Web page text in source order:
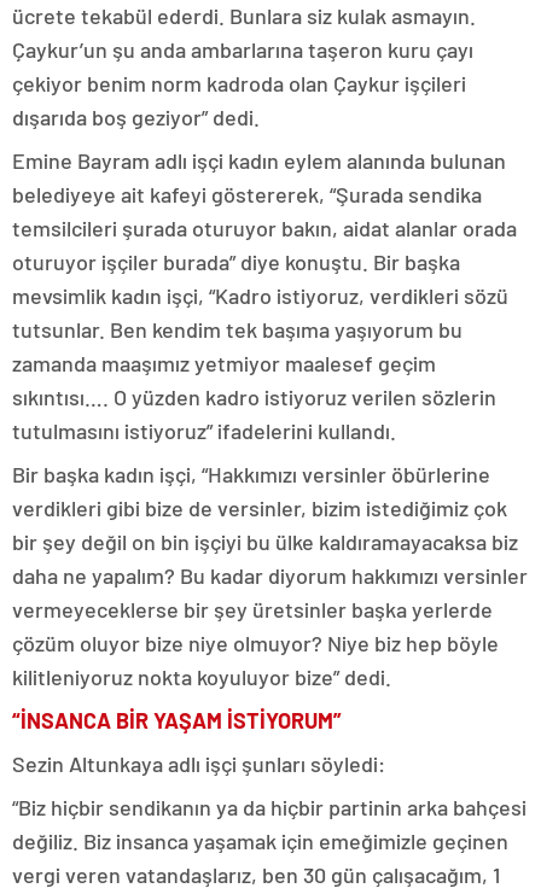
ücrete tekabül ederdi. Bunlara siz kulak asmayın.
Çaykur’un şu anda ambarlarına taşeron kuru çayı
çekiyor benim norm kadroda olan Çaykur işçileri
dışarıda boş geziyor” dedi.
Emine Bayram adlı işçi kadın eylem alanında bulunan
belediyeye ait kafeyi göstererek, “Şurada sendika
temsilcileri şurada oturuyor bakın, aidat alanlar orada
oturuyor işçiler burada” diye konuştu. Bir başka
mevsimlik kadın işçi, “Kadro istiyoruz, verdikleri sözü
tutsunlar. Ben kendim tek başıma yaşıyorum bu
zamanda maaşımız yetmiyor maalesef geçim
sıkıntısı…. O yüzden kadro istiyoruz verilen sözlerin
tutulmasını istiyoruz” ifadelerini kullandı.
Bir başka kadın işçi, “Hakkımızı versinler öbürlerine
verdikleri gibi bize de versinler, bizim istediğimiz çok
bir şey değil on bin işçiyi bu ülke kaldıramayacaksa biz
daha ne yapalım? Bu kadar diyorum hakkımızı versinler
vermeyeceklerse bir şey üretsinler başka yerlerde
çözüm oluyor bize niye olmuyor? Niye biz hep böyle
kilitleniyoruz nokta koyuluyor bize” dedi.
“İNSANCA BİR YAŞAM İSTİYORUM”
Sezin Altunkaya adlı işçi şunları söyledi:
“Biz hiçbir sendikanın ya da hiçbir partinin arka bahçesi
değiliz. Biz insanca yaşamak için emeğimizle geçinen
vergi veren vatandaşlarız, ben 30 gün çalışacağım, 1